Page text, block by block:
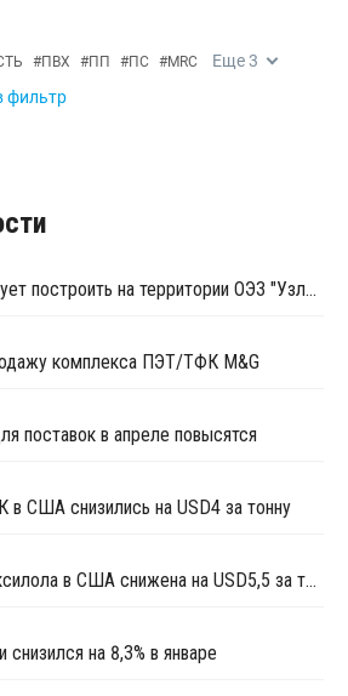
#ПВХ #ПП #ПС #MRC Еще3
фильтр
АРД-Полимер планирует построить на территории ОЭЗ "Узловая" производство пленок из ПЭТ
комплекса ПЭТ/ТФК M&G
поставок в апреле повысятся
США снизились на USD4 за тонну
Мартовкая цена параксилола в США снижена на USD5,5 за тонну
на 8,3% в январе